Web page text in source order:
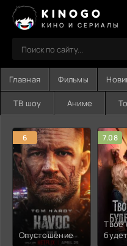
KINOGO
КИНО И СЕРИАЛЫ
Главная Фильмы
ТВ шоу Аниме
6
Опустошение
7.08
Твоё